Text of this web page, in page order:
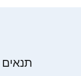
תנאים